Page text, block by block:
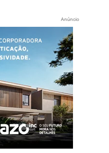
Anúncio